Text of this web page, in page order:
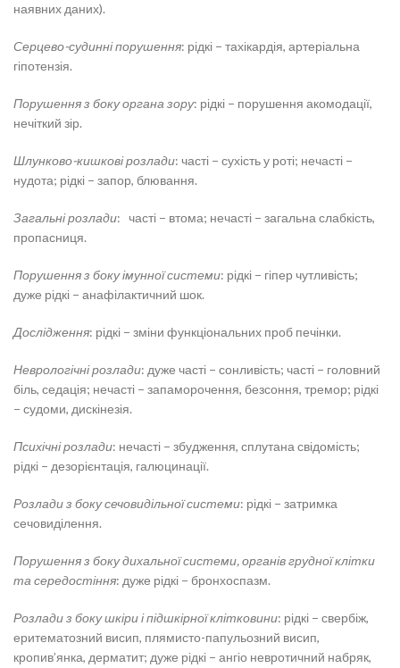
наявних даних).
Серцево-судинні порушення: рідкі − тахікардія, артеріальна
гіпотензія.
Порушення з боку органа зору: рідкі − порушення акомодації,
нечіткий зір.
Шлунково-кишкові розлади: часті − сухість у роті; нечасті −
нудота; рідкі − запор, блювання.
Загальні розлади: часті − втома; нечасті − загальна слабкість,
пропасниця.
Порушення з боку імунної системи: рідкі − гіпер чутливість;
дуже рідкі − анафілактичний шок.
Дослідження: рідкі − зміни функціональних проб печінки.
Неврологічні розлади: дуже часті − сонливість; часті − головний
біль, седація; нечасті − запаморочення, безсоння, тремор; рідкі
− судоми, дискінезія.
Психічні розлади: нечасті − збудження, сплутана свідомість;
рідкі − дезорієнтація, галюцинації.
Розлади з боку сечовидільної системи: рідкі − затримка
сечовиділення.
Порушення з боку дихальної системи, органів грудної клітки
та середостіння: дуже рідкі − бронхоспазм.
Розлади з боку шкіри і підшкірної клітковини: рідкі − свербіж,
еритематозний висип, плямисто-папульозний висип,
кропив’янка, дерматит; дуже рідкі − ангіо невротичний набряк,